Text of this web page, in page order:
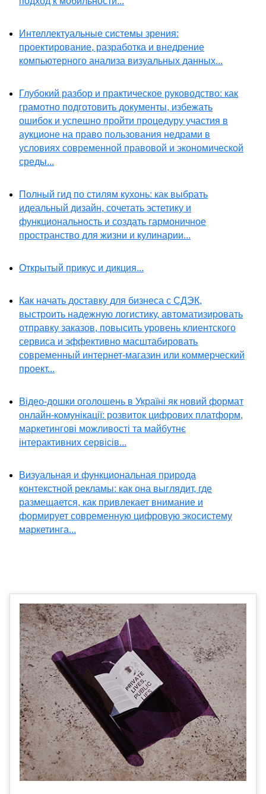
Интеллектуальные системы зрения:
проектирование, разработка и внедрение
компьютерного анализа визуальных данных...
Глубокий разбор и практическое руководство: как
грамотно подготовить документы, избежать
ошибок и успешно пройти процедуру участия в
аукционе на право пользования недрами в
условиях современной правовой и экономической
среды...
Полный гид по стилям кухонь: как выбрать
идеальный дизайн, сочетать эстетику и
функциональность и создать гармоничное
пространство для жизни и кулинарии...
Открытый прикус и дикция...
Как начать доставку для бизнеса с СДЭК,
выстроить надежную логистику, автоматизировать
отправку заказов, повысить уровень клиентского
сервиса и эффективно масштабировать
современный интернет-магазин или коммерческий
проект...
Відео-дошки оголошень в Україні як новий формат
онлайн-комунікації: розвиток цифрових платформ,
маркетингові можливості та майбутнє
інтерактивних сервісів...
Визуальная и функциональная природа
контекстной рекламы: как она выглядит, где
размещается, как привлекает внимание и
формирует современную цифровую экосистему
маркетинга...